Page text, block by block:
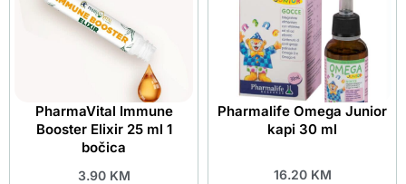
PharmaVital Immune
Booster Elixir 25 ml 1
bočica
3.90 KM
Pharmalife Omega Junior
kapi 30 ml
16.20 KM